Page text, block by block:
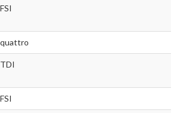
quattro